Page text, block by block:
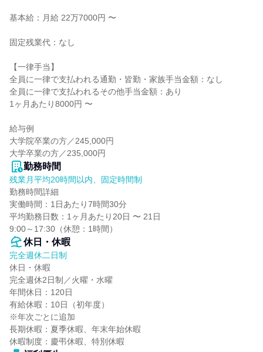
基本給：月給 22万7000円 〜
固定残業代：なし
【一律手当】
全員に一律で支払われる通勤・皆勤・家族手当金額：なし
全員に一律で支払われるその他手当金額：あり
1ヶ月あたり8000円 〜
給与例
大学院卒業の方／245,000円
大学卒業の方／235,000円
勤務時間
残業月平均20時間以内、固定時間制
勤務時間詳細
実働時間：1日あたり7時間30分
平均勤務日数：1ヶ月あたり20日 〜 21日
9:00～17:30（休憩：1時間）
休日・休暇
完全週休二日制
休日・休暇
完全週休2日制／火曜・水曜
年間休日：120日
有給休暇：10日（初年度）
※年次ごとに追加
長期休暇：夏季休暇、年末年始休暇
休暇制度：慶弔休暇、特別休暇